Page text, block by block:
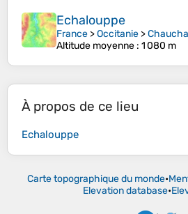
Echalouppe
France >Occitanie >
Altitude moyenne : 1 080 m
À propos de ce lieu
Echalouppe
Carte topographique du monde•
Elevation database•